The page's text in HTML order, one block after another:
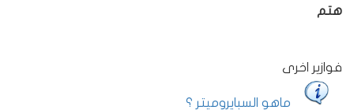
هتم
فوازير اخرى
ماهو السبايروميتر ؟